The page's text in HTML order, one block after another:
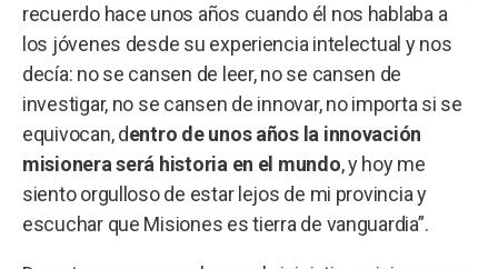
recuerdo hace unos años cuando él nos hablaba a
los jóvenes desde su experiencia intelectual y nos
decía: no se cansen de leer, no se cansen de
investigar, no se cansen de innovar, no importa si se
equivocan, dentro de unos años la innovación
misionera será historia en el mundo, y hoy me
siento orgulloso de estar lejos de mi provincia y
escuchar que Misiones es tierra de vanguardia”.